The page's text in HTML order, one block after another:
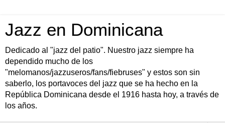
Jazz en Dominicana
Dedicado al "jazz del patio". Nuestro jazz siempre ha
dependido mucho de los
"melomanos/jazzuseros/fans/fiebruses" y estos son sin
saberlo, los portavoces del jazz que se ha hecho en la
República Dominicana desde el 1916 hasta hoy, a través de
los años.